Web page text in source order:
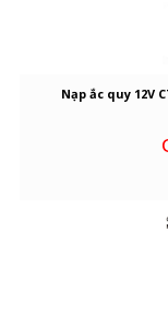
Nạp ắc quy 12V